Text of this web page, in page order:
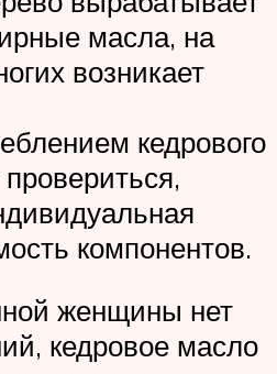
масла, на
возникает
кедрового
компонентов.
женщины нет
кедровое масло